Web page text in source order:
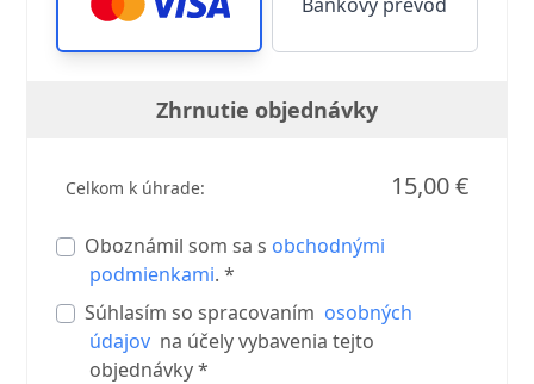
Zhrnutie objednávky
Celkom k úhrade: 15,00 €
Oboznámil som sa s obchodnými
podmienkami. *
Súhlasím so spracovaním osobných
údajov na účely vybavenia tejto
objednávky *